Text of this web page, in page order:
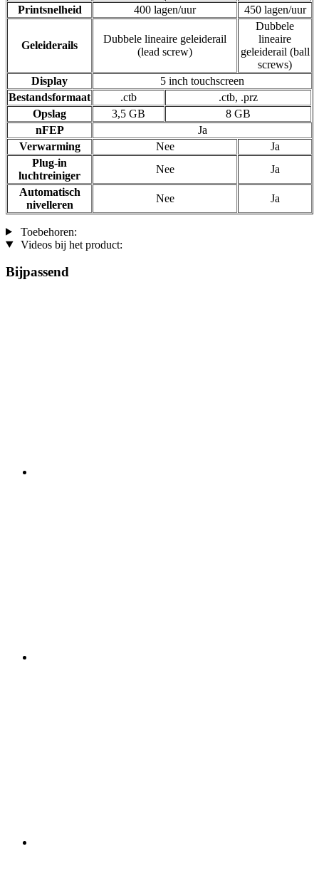
Printsnelheid
400 lagen/uur 450 lagen/uur
Geleiderails
Dubbele lineaire geleiderail
(lead screw)
Dubbele
lineaire
geleiderail (ball
screws)
Display
5 inch touchscreen
Bestandsformaat
.ctb
.ctb, .prz
Opslag
3,5 GB
8 GB
nFEP
Ja
Verwarming
Nee
Ja
Plug-in
luchtreiniger
Nee
Ja
Automatisch
nivelleren
Nee Ja
Toebehoren:
Videos bij het product:
Bijpassend